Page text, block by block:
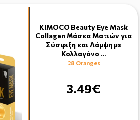
KIMOCO Beauty Eye Mask
Collagen Μάσκα Ματιών για
Σύσφιξη και Λάμψη με
Κολλαγόνο …
28 Oranges
3.49€